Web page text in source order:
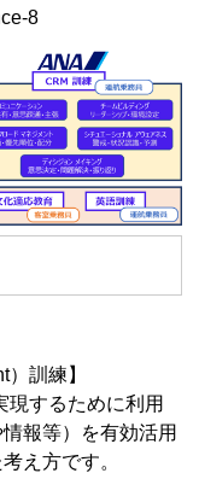
8
訓練】
現するために利用
報等）を有効活用
え方です。